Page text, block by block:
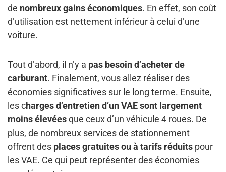
de nombreux gains économiques. En effet, son coût
d’utilisation est nettement inférieur à celui d’une
voiture.
Tout d’abord, il n’y a pas besoin d’acheter de
carburant. Finalement, vous allez réaliser des
économies significatives sur le long terme. Ensuite,
les charges d’entretien d’un VAE sont largement
moins élevéesque ceux d’un véhicule 4 roues. De
plus, de nombreux services de stationnement
offrent des places gratuites ou à tarifs réduits pour
les VAE. Ce qui peut représenter des économies